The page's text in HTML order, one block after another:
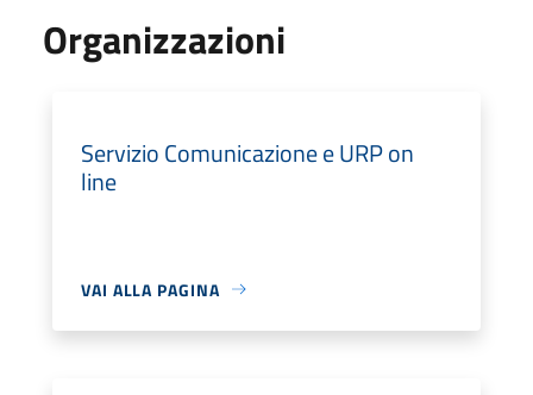
Organizzazioni
Servizio Comunicazione e URP on
line
VAI ALLA PAGINA